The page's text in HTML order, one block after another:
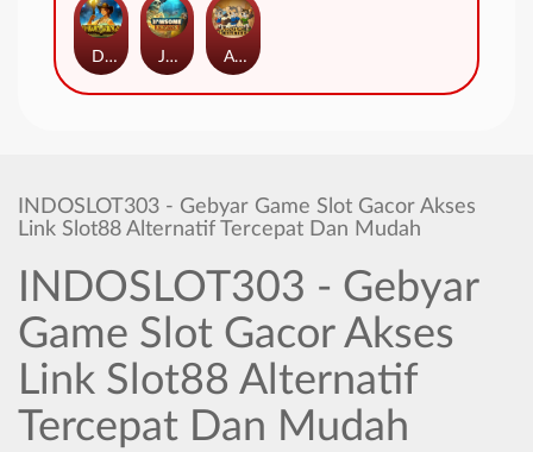
Jawsome Pirates
Dawn of Kings Amazing Miceketeers
INDOSLOT303 - Gebyar Game Slot Gacor Akses
Link Slot88 Alternatif Tercepat Dan Mudah
INDOSLOT303 - Gebyar
Game Slot Gacor Akses
Link Slot88 Alternatif
Tercepat Dan Mudah